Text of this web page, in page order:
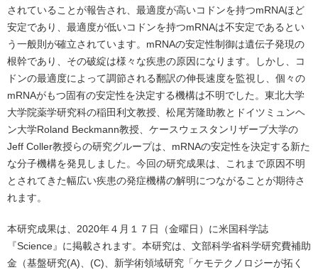
されていることが報告され、最適度が高いコドンを持つmRNAほど
安定であり、最適度が低いコドンを持つmRNAは不安定であるとい
う一般則が確立されています。mRNAの安定性制御は遺伝子発現の
根幹であり、その破綻は様々な疾患の原因になります。しかし、コ
ドンの最適度によって調節される翻訳の伸長速度を監視し、個々の
mRNAがもつ固有の安定性を決定する機構は不明でした。東北大学
大学院薬学研究科の稲田利文教授、松尾芳隆助教とドイツミュンヘ
ン大学Roland Beckmann教授、ケースウェスタンリザーブ大学の
Jeff Coller教授らの研究グループは、mRNAの安定性を決定する新た
な分子機構を発見しました。今回の研究成果は、これまで原因不明
とされてきた幅広い疾患の発症機構の解明につながることが期待さ
れます。
本研究成果は、2020年４月１７日（金曜日）に米国科学誌
『Science』に掲載されます。本研究は、文部科学省科学研究費補助
金（基盤研究(A)、(C)、新学術領域研究「ケモテクノロジーが拓く